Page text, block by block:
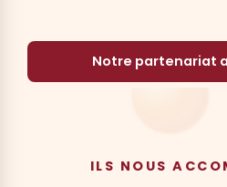
Notre partenariat
ILS NOUS